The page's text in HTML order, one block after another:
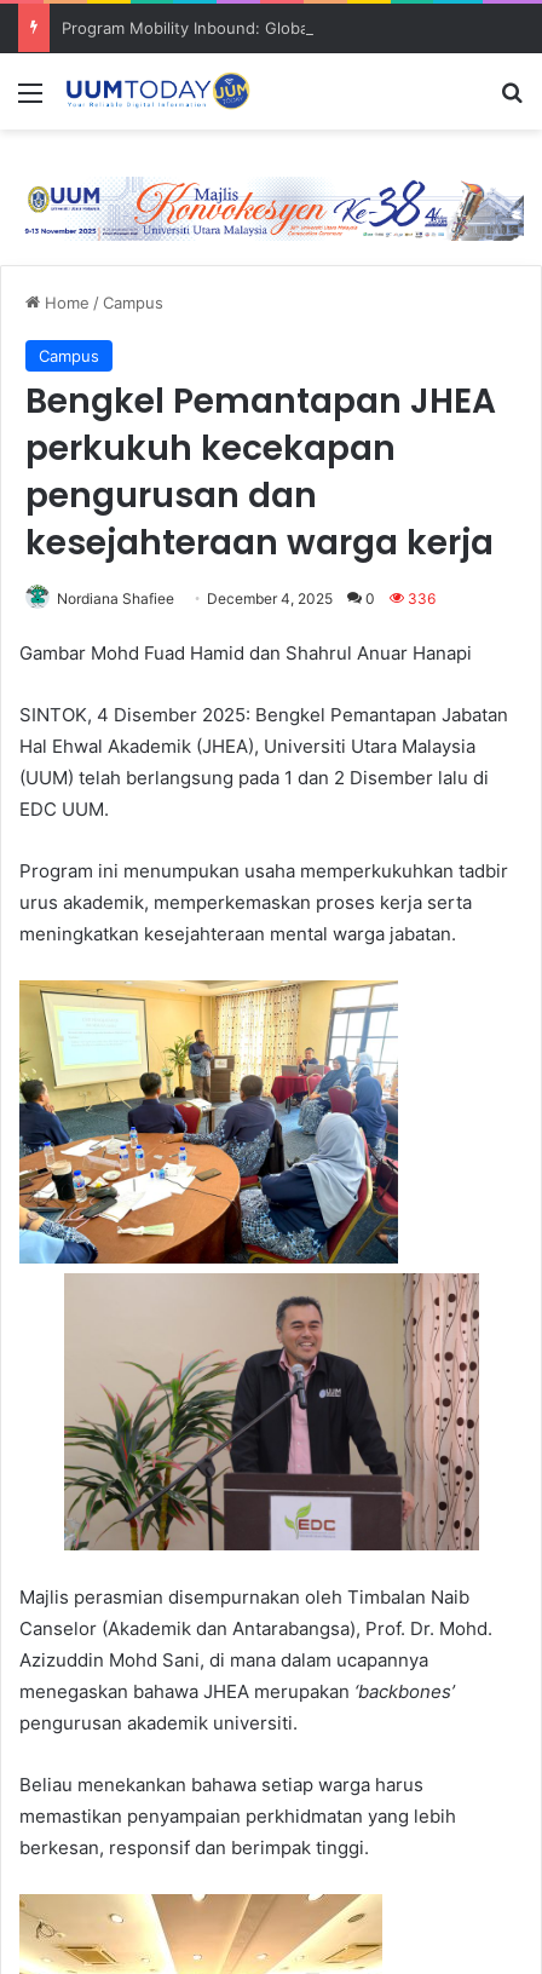
Menu
Home /Campus
Campus
Bengkel Pemantapan JHEA
perkukuh kecekapan
pengurusan dan
kesejahteraan warga kerja
Nordiana Shafiee December 4, 2025 0 336
Gambar Mohd Fuad Hamid dan Shahrul Anuar Hanapi
SINTOK, 4 Disember 2025: Bengkel Pemantapan Jabatan
Hal Ehwal Akademik (JHEA), Universiti Utara Malaysia
(UUM) telah berlangsung pada 1 dan 2 Disember lalu di
EDC UUM.
Program ini menumpukan usaha memperkukuhkan tadbir
urus akademik, memperkemaskan proses kerja serta
meningkatkan kesejahteraan mental warga jabatan.
Majlis perasmian disempurnakan oleh Timbalan Naib
Canselor (Akademik dan Antarabangsa), Prof. Dr. Mohd.
Azizuddin Mohd Sani, di mana dalam ucapannya
menegaskan bahawa JHEA merupakan ‘backbones’
pengurusan akademik universiti.
Beliau menekankan bahawa setiap warga harus
memastikan penyampaian perkhidmatan yang lebih
berkesan, responsif dan berimpak tinggi.